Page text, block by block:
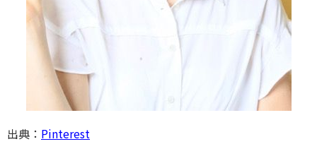
出典： Pinterest